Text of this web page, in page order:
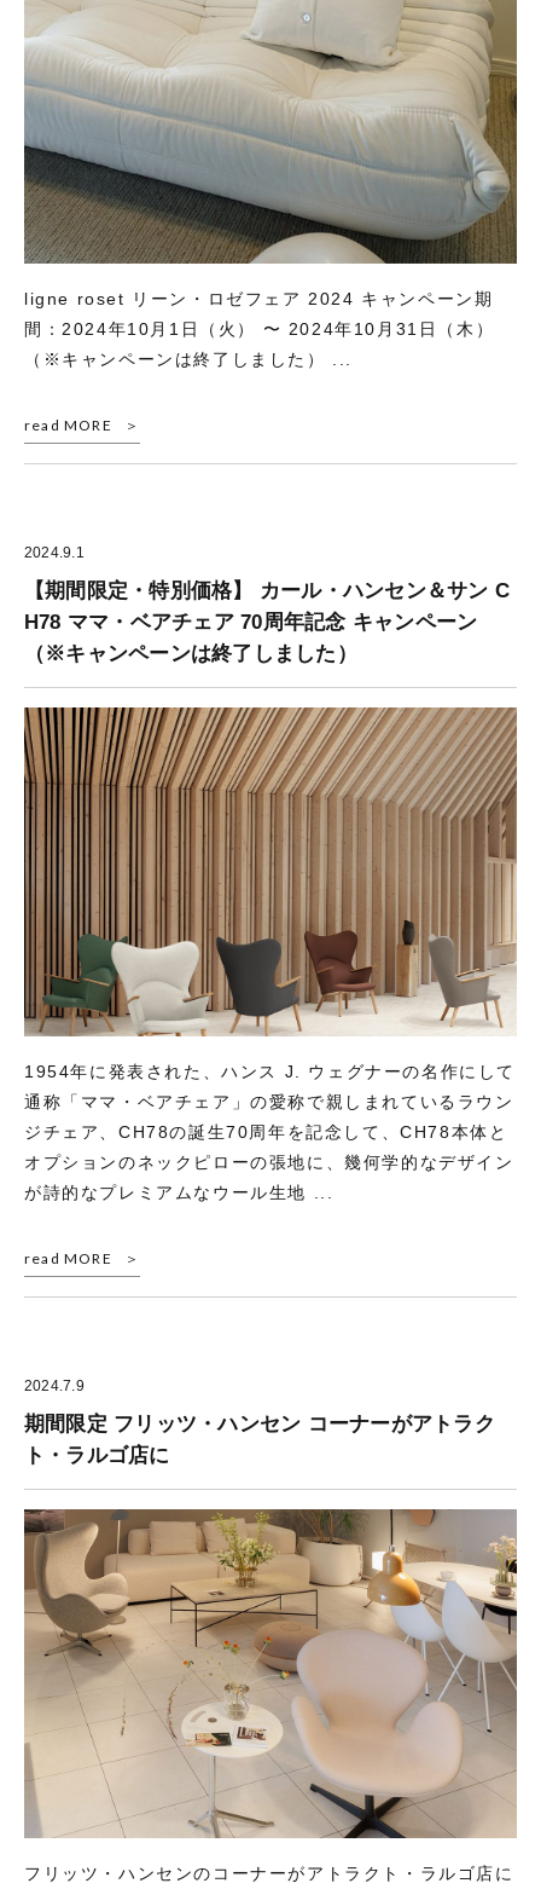
ligne roset リーン・ロゼフェア 2024 キャンペーン期
間：2024年10月1日（火） 〜 2024年10月31日（木）
（※キャンペーンは終了しました） ...
read MORE
2024.9.1
【期間限定・特別価格】 カール・ハンセン＆サン C
H78 ママ・ベアチェア 70周年記念 キャンペーン
（※キャンペーンは終了しました）
1954年に発表された、ハンス J. ウェグナーの名作にして
通称「ママ・ベアチェア」の愛称で親しまれているラウン
ジチェア、CH78の誕生70周年を記念して、CH78本体と
オプションのネックピローの張地に、幾何学的なデザイン
が詩的なプレミアムなウール生地 ...
read MORE
2024.7.9
期間限定 フリッツ・ハンセン コーナーがアトラク
ト・ラルゴ店に
フリッツ・ハンセンのコーナーがアトラクト・ラルゴ店に